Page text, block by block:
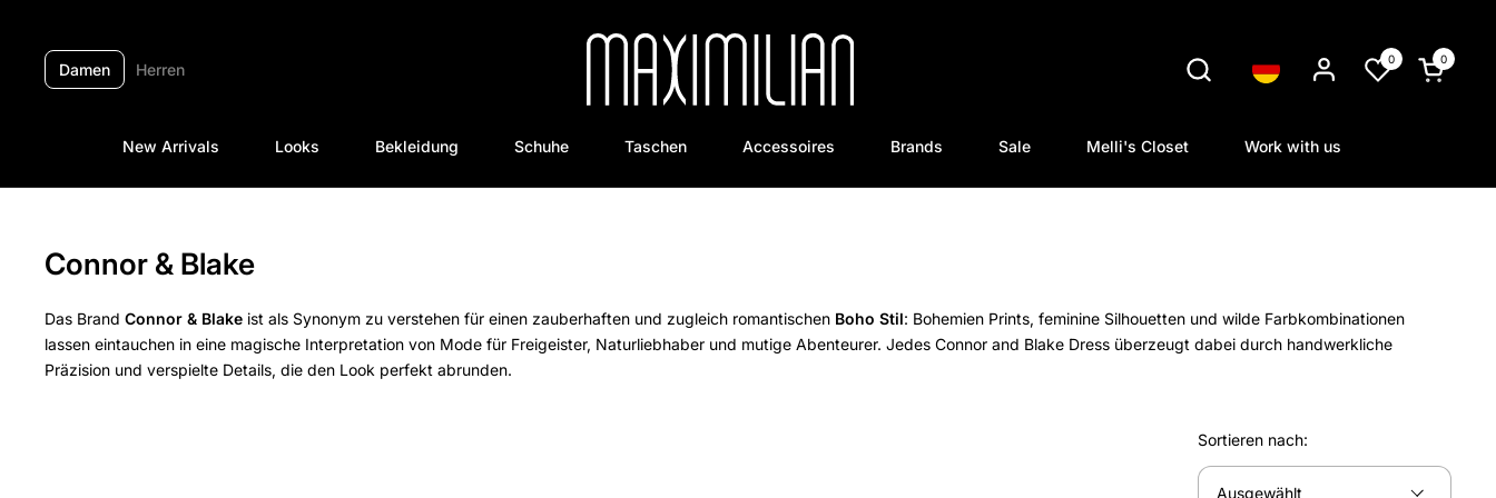
Damen Herren Sprache 0 0
New Arrivals Looks Bekleidung Schuhe Taschen Accessoires Brands Sale Melli's Closet Work with us
Connor & Blake
Das Brand Connor & Blake ist als Synonym zu verstehen für einen zauberhaften und zugleich romantischen Boho Stil: Bohemien Prints, feminine Silhouetten und wilde Farbkombinationen
lassen eintauchen in eine magische Interpretation von Mode für Freigeister, Naturliebhaber und mutige Abenteurer. Jedes Connor and Blake Dress überzeugt dabei durch handwerkliche
Präzision und verspielte Details, die den Look perfekt abrunden.
Sortieren nach: